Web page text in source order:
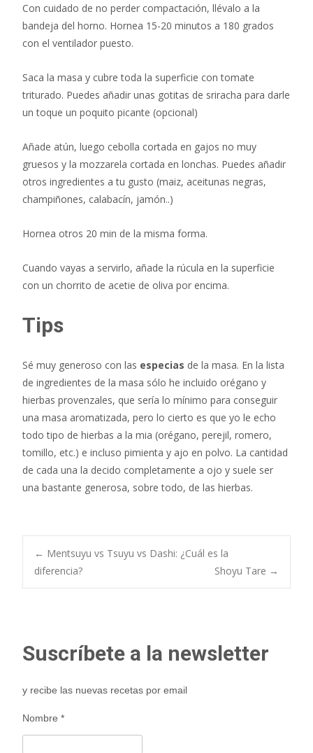
Con cuidado de no perder compactación, llévalo a la
bandeja del horno.⁣ Hornea 15-20 minutos a 180 grados
con el ventilador puesto.⁣
Saca la masa y cubre toda la superficie con tomate
triturado. Puedes añadir unas gotitas de sriracha para darle
un toque un poquito picante (opcional)
Añade atún, luego cebolla cortada en gajos no muy
gruesos y la mozzarela cortada en lonchas. Puedes añadir
otros ingredientes a tu gusto (maiz, aceitunas negras,
champiñones, calabacín, jamón..)
Hornea otros 20 min de la misma forma.
Cuando vayas a servirlo, añade la rúcula en la superficie
con un chorrito de acetie de oliva por encima.
Tips
Sé muy generoso con las especias de la masa. En la lista
de ingredientes de la masa sólo he incluido orégano y
hierbas provenzales, que sería lo mínimo para conseguir
una masa aromatizada, pero lo cierto es que yo le echo
todo tipo de hierbas a la mia (orégano, perejil, romero,
tomillo, etc.) e incluso pimienta y ajo en polvo. La cantidad
de cada una la decido completamente a ojo y suele ser
una bastante generosa, sobre todo, de las hierbas.
Navegación
entradas
← Mentsuyu vs Tsuyu vs Dashi: ¿Cuál es la
diferencia?
Shoyu Tare →
Suscríbete a la newsletter
y recibe las nuevas recetas por email
Nombre *